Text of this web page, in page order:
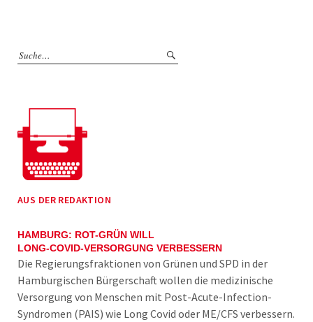
AUS DER REDAKTION
HAMBURG: ROT-GRÜN WILL
LONG-COVID-VERSORGUNG VERBESSERN
Die Regierungsfraktionen von Grünen und SPD in der
Hamburgischen Bürgerschaft wollen die medizinische
Versorgung von Menschen mit Post-Acute-Infection-
Syndromen (PAIS) wie Long Covid oder ME/CFS verbessern.